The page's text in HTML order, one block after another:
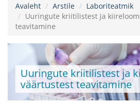
Avaleht Arstile
Laboriteatmik
Uuringute kriitilistest ja
teavitamine
Uuringute kriitilistest ja
väärtustest teavitamine